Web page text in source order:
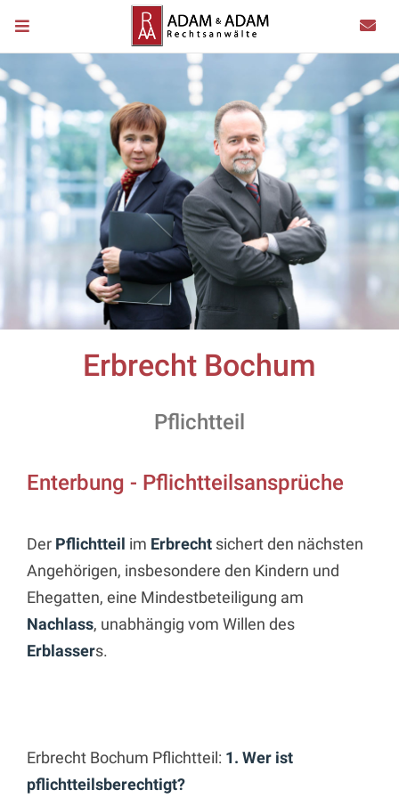
Erbrecht Bochum
Pflichtteil
Enterbung - Pflichtteilsansprüche
Der Pflichtteil im Erbrecht sichert den nächsten
Angehörigen, insbesondere den Kindern und
Ehegatten, eine Mindestbeteiligung am
Nachlass, unabhängig vom Willen des
Erblassers.
Erbrecht Bochum Pflichtteil: 1. Wer ist
pflichtteilsberechtigt?